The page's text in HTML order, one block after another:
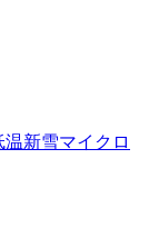
新雪マイクロ